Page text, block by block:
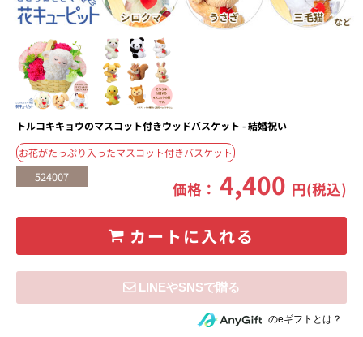
トルコキキョウのマスコット付きウッドバスケット - 結婚祝い
お花がたっぷり入ったマスコット付きバスケット
524007
価格：4,400 円(税込)
カートに入れる
住所を知らない相手にeギフトで贈るのeギフトとは？